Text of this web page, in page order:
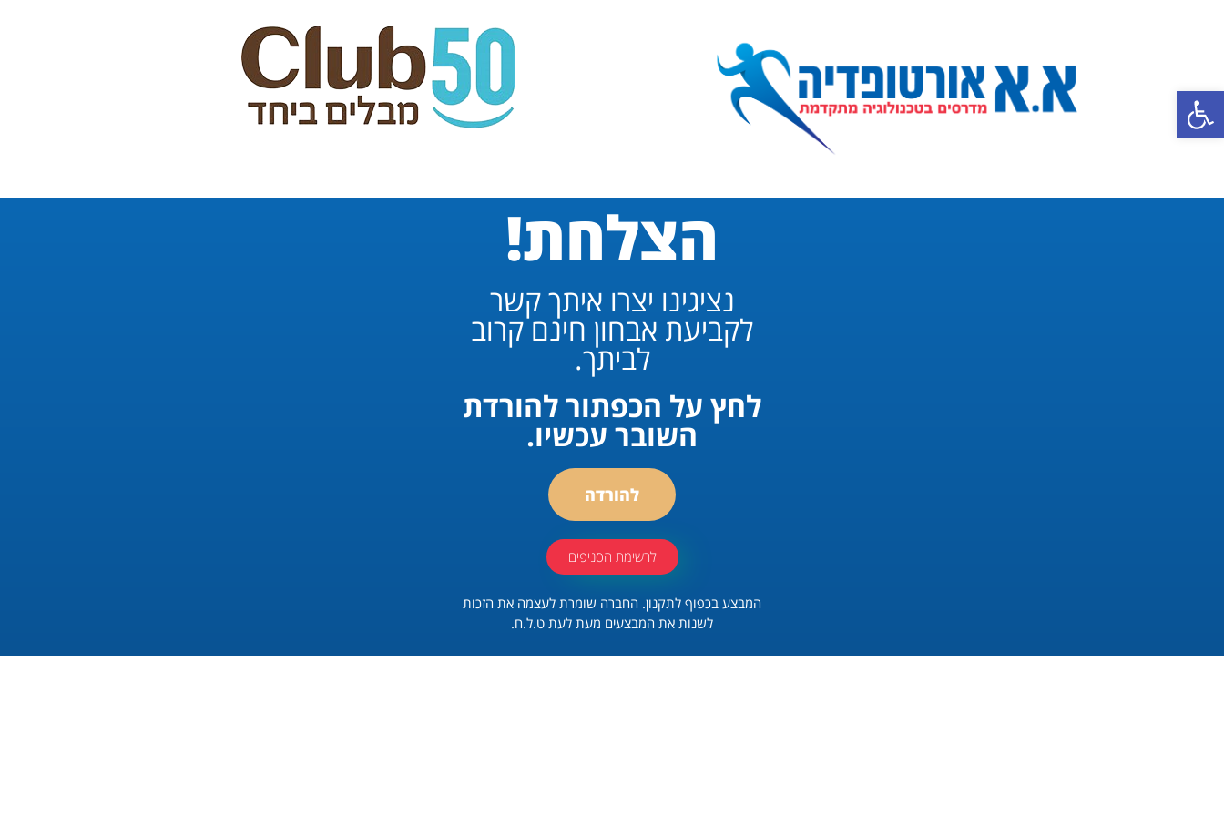
הצלחת!
נציגינו יצרו איתך קשר
לקביעת אבחון חינם קרוב
לביתך.
לחץ על הכפתור להורדת
השובר עכשיו.
להורדה
לרשימת הסניפים
המבצע בכפוף לתקנון. החברה שומרת לעצמה את הזכות
לשנות את המבצעים מעת לעת ט.ל.ח.
פתח סרגל נגישות